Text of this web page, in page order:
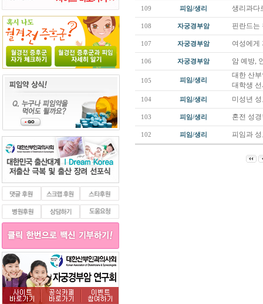
109 피임/생리 생리과다
108 자궁경부암 핀란드는
107 자궁경부암 여성에게
106 자궁경부암 암 예방,
105 피임/생리
대한 산
대학생
104 피임/생리 미성년
103 피임/생리 혼전 성
102 피임/생리 피임과